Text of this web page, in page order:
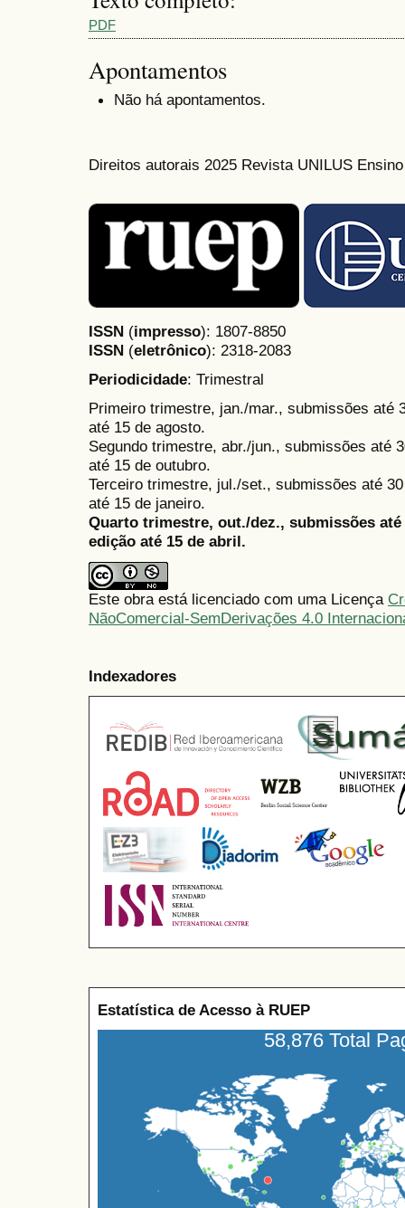
PDF
Apontamentos
Não há apontamentos.
Direitos autorais 2025 Revista UNILUS
ISSN (impresso): 1807-8850
ISSN (eletrônico): 2318-2083
Periodicidade: Trimestral
Primeiro trimestre, jan./mar., submissões até
até 15 de agosto.
Segundo trimestre, abr./jun., submissões até
até 15 de outubro.
Terceiro trimestre, jul./set., submissões até
até 15 de janeiro.
Quarto trimestre, out./dez., submissões
edição até 15 de abril.
Este obra está licenciado com uma Licença
NãoComercial-SemDerivações 4.0
Indexadores
Estatística de Acesso à RUEP
58,876 Total